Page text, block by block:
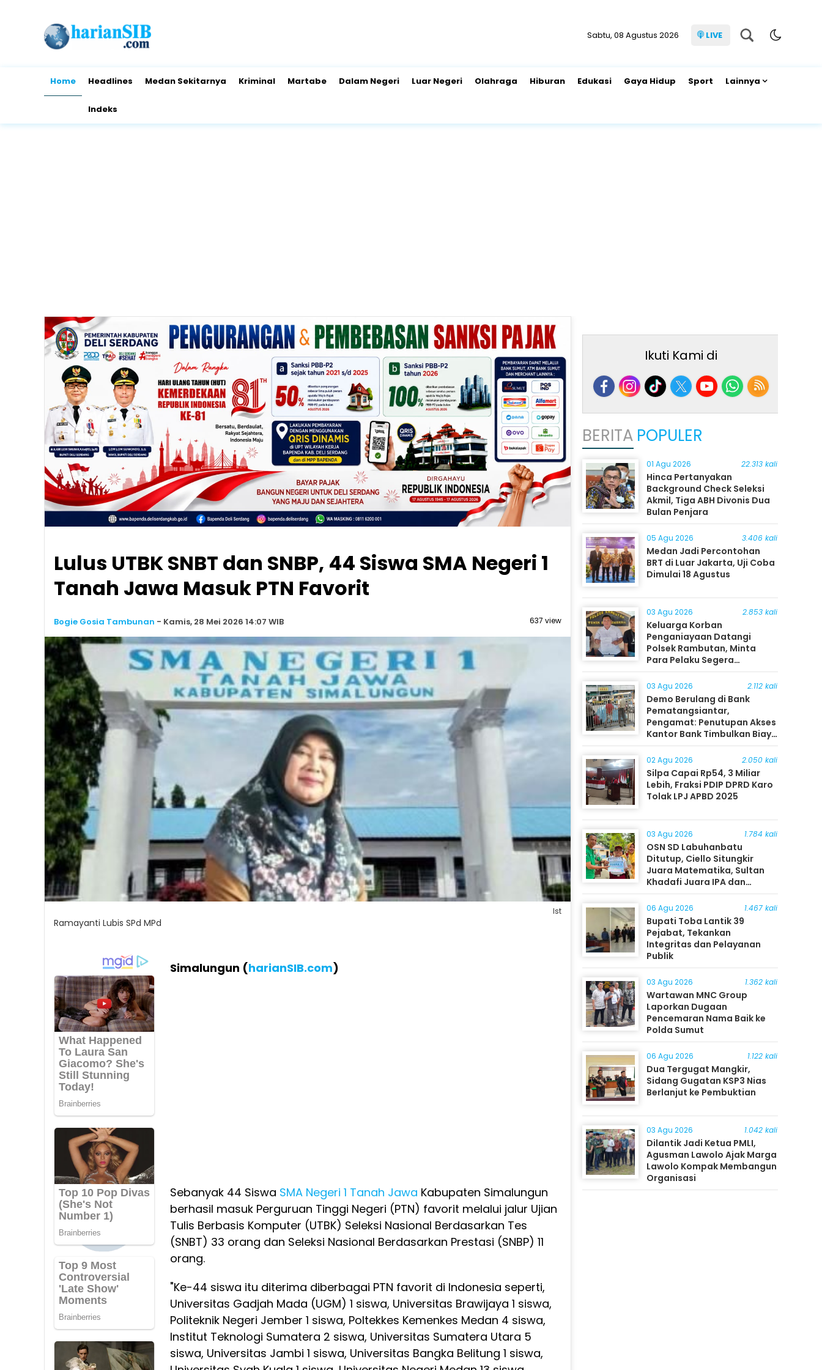
Sabtu, 08 Agustus 2026 LIVE
Home Headlines Medan Sekitarnya Kriminal Martabe Dalam Negeri Luar Negeri Olahraga Hiburan Edukasi Gaya Hidup Sport Lainnya
Indeks
Lulus UTBK SNBT dan SNBP, 44 Siswa SMA Negeri 1
Tanah Jawa Masuk PTN Favorit
Bogie Gosia Tambunan - Kamis, 28 Mei 2026 14:07 WIB 637 view
Ist
Ramayanti Lubis SPd MPd
Simalungun (harianSIB.com)
Sebanyak 44 Siswa SMA Negeri 1 Tanah Jawa Kabupaten Simalungun
berhasil masuk Perguruan Tinggi Negeri (PTN) favorit melalui jalur Ujian
Tulis Berbasis Komputer (UTBK) Seleksi Nasional Berdasarkan Tes
(SNBT) 33 orang dan Seleksi Nasional Berdasarkan Prestasi (SNBP) 11
orang.
"Ke-44 siswa itu diterima diberbagai PTN favorit di Indonesia seperti,
Universitas Gadjah Mada (UGM) 1 siswa, Universitas Brawijaya 1 siswa,
Politeknik Negeri Jember 1 siswa, Poltekkes Kemenkes Medan 4 siswa,
Institut Teknologi Sumatera 2 siswa, Universitas Sumatera Utara 5
siswa, Universitas Jambi 1 siswa, Universitas Bangka Belitung 1 siswa,
Ikuti Kami di
BERITA POPULER
01 Agu 2026 22.313 kali
Hinca Pertanyakan
Background Check Seleksi
Akmil, Tiga ABH Divonis Dua
Bulan Penjara
05 Agu 2026 3.406 kali
Medan Jadi Percontohan
BRT di Luar Jakarta, Uji Coba
Dimulai 18 Agustus
03 Agu 2026 2.853 kali
Keluarga Korban
Penganiayaan Datangi
Polsek Rambutan, Minta
Para Pelaku Segera
Ditangkap
03 Agu 2026 2.112 kali
Demo Berulang di Bank
Pematangsiantar,
Pengamat: Penutupan Akses
Kantor Bank Timbulkan Biaya
Ekonomi bagi Masyarakat
02 Agu 2026 2.050 kali
Silpa Capai Rp54, 3 Miliar
Lebih, Fraksi PDIP DPRD Karo
Tolak LPJ APBD 2025
03 Agu 2026 1.784 kali
OSN SD Labuhanbatu
Ditutup, Ciello Situngkir
Juara Matematika, Sultan
Khadafi Juara IPA dan
Timothy Rangkuti Juara IPS
06 Agu 2026 1.467 kali
Bupati Toba Lantik 39
Pejabat, Tekankan
Integritas dan Pelayanan
Publik
03 Agu 2026 1.362 kali
Wartawan MNC Group
Laporkan Dugaan
Pencemaran Nama Baik ke
Polda Sumut
06 Agu 2026 1.122 kali
Dua Tergugat Mangkir,
Sidang Gugatan KSP3 Nias
Berlanjut ke Pembuktian
03 Agu 2026 1.042 kali
Dilantik Jadi Ketua PMLI,
Agusman Lawolo Ajak Marga
Lawolo Kompak Membangun
Organisasi